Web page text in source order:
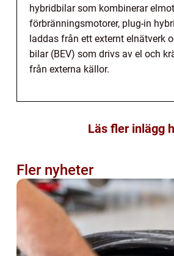
hybridbilar som kombinerar
förbränningsmotorer, plug-in
laddas från ett externt elnätverk
bilar (BEV) som drivs av el och
från externa källor.
Läs fler inlägg
Fler nyheter